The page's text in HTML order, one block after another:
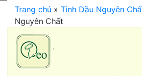
Trang chủ » Tinh Dầu Nguyên
Nguyên Chất